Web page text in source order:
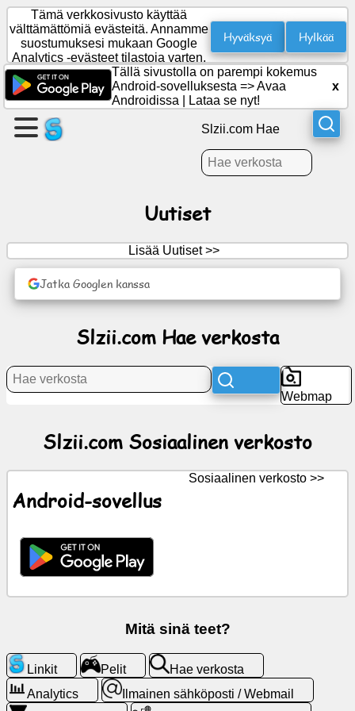
Luo
sivu
Luo
ryhmä
Viihde
Uutiset
kuvakkeet
Yhteystiedot
Pelit
verkosta
Ilmainen
Tämä verkkosivusto käyttää
välttämättömiä evästeitä. Annamme
suostumuksesi mukaan Google
Analytics -evästeet tilastoja varten.
Hyväksyä Hylkää
Tällä sivustolla on parempi kokemus
Android-sovelluksesta =>Avaa
Androidissa
Lataa se nyt!
x
Slzii.com Hae
Uutiset
Lisää Uutiset >>
Jatka Googlen kanssa
Slzii.com Hae verkosta
Webmap
Slzii.com Sosiaalinen verkosto
Android-sovellus
Sosiaalinen verkosto >>
Mitä sinä teet?
Linkit Pelit
Hae verkosta
Analytics
Ilmainen sähköposti / Webmail